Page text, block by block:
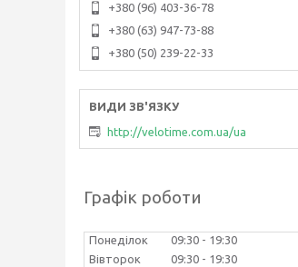
+380 (96) 403-36-78
+380 (63) 947-73-88
+380 (50) 239-22-33
http://velotime.com.ua/ua
Графік роботи
Понеділок 09:30
19:30
Вівторок
09:30
19:30